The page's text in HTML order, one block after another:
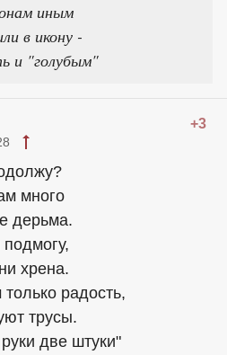
иным
в икону -
и "голубым"
+3
много
дерьма.
хрена.
радость,
трусы.
две штуки"